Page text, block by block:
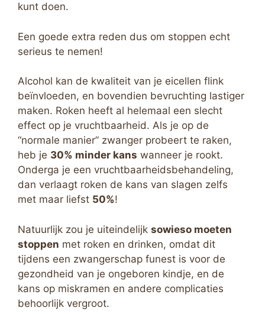
kunt doen.
Een goede extra reden dus om stoppen echt
serieus te nemen!
Alcohol kan de kwaliteit van je eicellen flink
beïnvloeden, en bovendien bevruchting lastiger
maken. Roken heeft al helemaal een slecht
effect op je vruchtbaarheid. Als je op de
“normale manier” zwanger probeert te raken,
heb je 30% minder kans wanneer je rookt.
Onderga je een vruchtbaarheidsbehandeling,
dan verlaagt roken de kans van slagen zelfs
met maar liefst 50%!
Natuurlijk zou je uiteindelijk sowieso moeten
stoppen met roken en drinken, omdat dit
tijdens een zwangerschap funest is voor de
gezondheid van je ongeboren kindje, en de
kans op miskramen en andere complicaties
behoorlijk vergroot.